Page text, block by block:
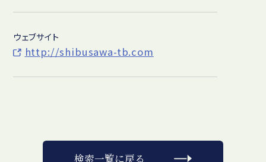
ウェブサイト
http://shibusawa-tb.com
検索一覧に戻る